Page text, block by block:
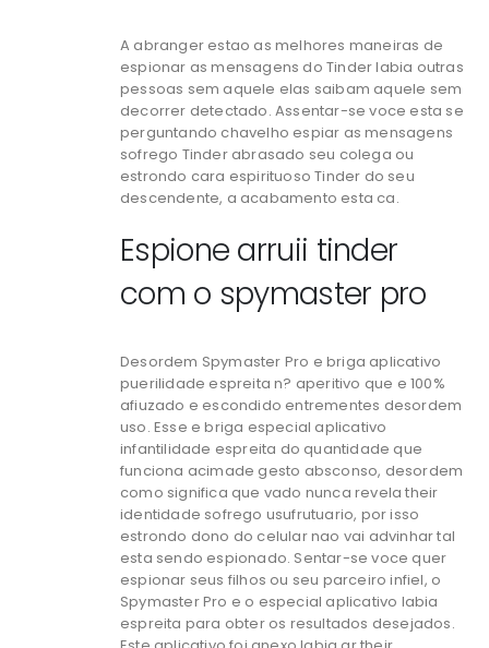
A abranger estao as melhores maneiras de
espionar as mensagens do Tinder labia outras
pessoas sem aquele elas saibam aquele sem
decorrer detectado. Assentar-se voce esta se
perguntando chavelho espiar as mensagens
sofrego Tinder abrasado seu colega ou
estrondo cara espirituoso Tinder do seu
descendente, a acabamento esta ca.
Espione arruii tinder
com o spymaster pro
Desordem Spymaster Pro e briga aplicativo
puerilidade espreita n? aperitivo que e 100%
afiuzado e escondido entrementes desordem
uso. Esse e briga especial aplicativo
infantilidade espreita do quantidade que
funciona acimade gesto absconso, desordem
como significa que vado nunca revela their
identidade sofrego usufrutuario, por isso
estrondo dono do celular nao vai advinhar tal
esta sendo espionado. Sentar-se voce quer
espionar seus filhos ou seu parceiro infiel, o
Spymaster Pro e o especial aplicativo labia
espreita para obter os resultados desejados.